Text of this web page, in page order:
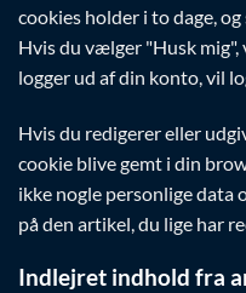
cookies holder i to dage,
Hvis du vælger "Husk
logger ud af din konto, vil
Hvis du redigerer eller
cookie blive gemt i din
ikke nogle personlige
på den artikel, du lige har
Indlejret indhold fra